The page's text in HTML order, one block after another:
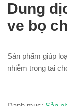
Dung
ve bọ
Sản phẩm giúp
nhiễm trong tai